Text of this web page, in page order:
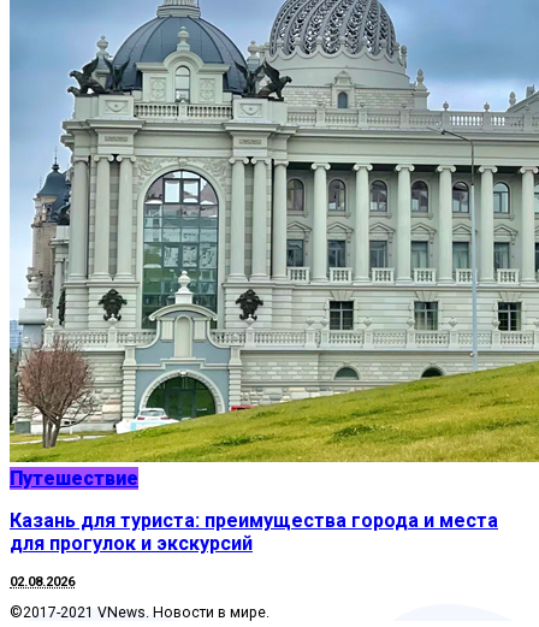
Путешествие
Казань для туриста: преимущества города и места
для прогулок и экскурсий
02.08.2026
©2017-2021 VNews. Новости в мире.